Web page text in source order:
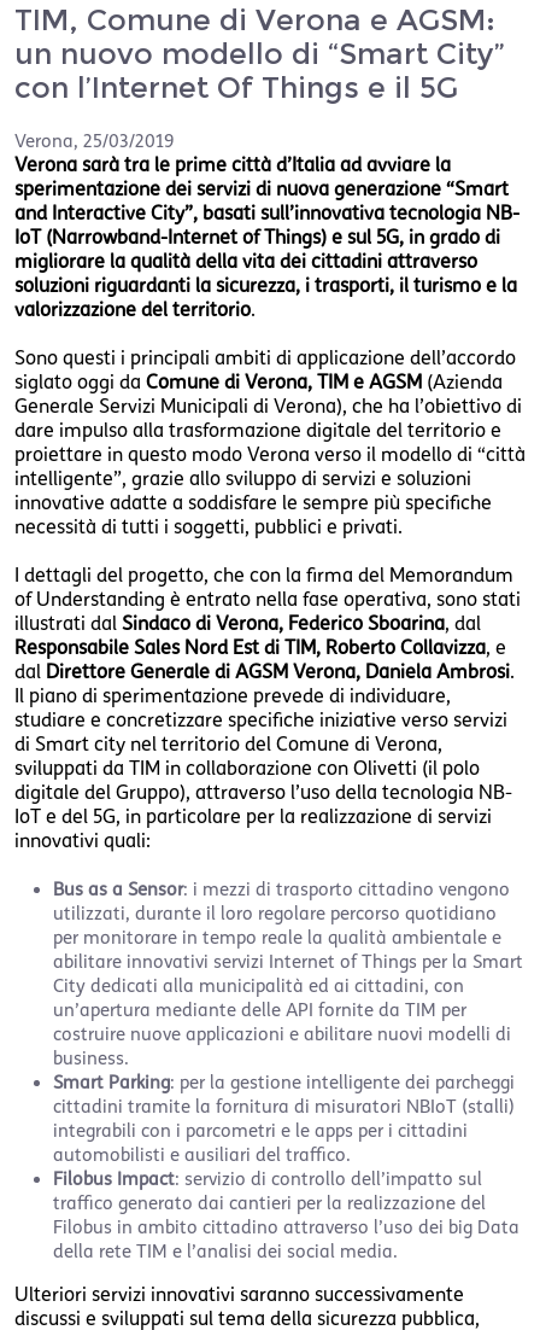
TIM, Comune di Verona e AGSM:
un nuovo modello di “Smart City”
con l’Internet Of Things e il 5G
Verona, 25/03/2019
Verona sarà tra le prime città d’Italia ad avviare la
sperimentazione dei servizi di nuova generazione “Smart
and Interactive City”, basati sull’innovativa tecnologia NB-
IoT (Narrowband-Internet of Things) e sul 5G, in grado di
migliorare la qualità della vita dei cittadini attraverso
soluzioni riguardanti la sicurezza, i trasporti, il turismo e la
valorizzazione del territorio.
Sono questi i principali ambiti di applicazione dell’accordo
siglato oggi da Comune di Verona, TIM e AGSM (Azienda
Generale Servizi Municipali di Verona), che ha l’obiettivo di
dare impulso alla trasformazione digitale del territorio e
proiettare in questo modo Verona verso il modello di “città
intelligente”, grazie allo sviluppo di servizi e soluzioni
innovative adatte a soddisfare le sempre più specifiche
necessità di tutti i soggetti, pubblici e privati.
I dettagli del progetto, che con la firma del Memorandum
of Understanding è entrato nella fase operativa, sono stati
illustrati dal Sindaco di Verona, Federico Sboarina, dal
Responsabile Sales Nord Est di TIM, Roberto Collavizza, e
dal Direttore Generale di AGSM Verona, Daniela Ambrosi.
Il piano di sperimentazione prevede di individuare,
studiare e concretizzare specifiche iniziative verso servizi
di Smart city nel territorio del Comune di Verona,
sviluppati da TIM in collaborazione con Olivetti (il polo
digitale del Gruppo), attraverso l’uso della tecnologia NB-
IoT e del 5G, in particolare per la realizzazione di servizi
innovativi quali:
Bus as a Sensor: i mezzi di trasporto cittadino vengono
utilizzati, durante il loro regolare percorso quotidiano
per monitorare in tempo reale la qualità ambientale e
abilitare innovativi servizi Internet of Things per la Smart
City dedicati alla municipalità ed ai cittadini, con
un’apertura mediante delle API fornite da TIM per
costruire nuove applicazioni e abilitare nuovi modelli di
business.
Smart Parking: per la gestione intelligente dei parcheggi
cittadini tramite la fornitura di misuratori NBIoT (stalli)
integrabili con i parcometri e le apps per i cittadini
automobilisti e ausiliari del traffico.
Filobus Impact: servizio di controllo dell’impatto sul
traffico generato dai cantieri per la realizzazione del
Filobus in ambito cittadino attraverso l’uso dei big Data
della rete TIM e l’analisi dei social media.
Ulteriori servizi innovativi saranno successivamente
discussi e sviluppati sul tema della sicurezza pubblica,